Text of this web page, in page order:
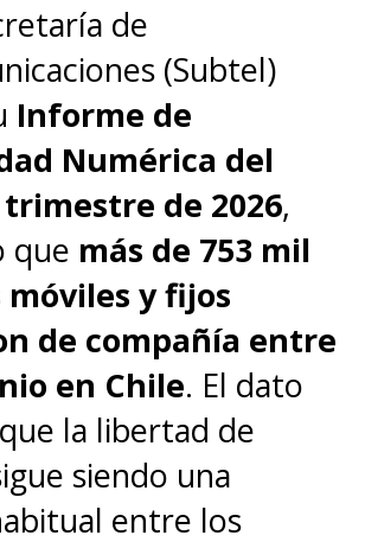
. De hecho, le
consulta sobre el
más delgado del
entregó
del año pasado
disponibles.
de lenguaje que
3.1y es capaz
información,
y generar
animadas o incluso
de
(Subtel)
Informe de
Numérica del
de 2026,
que más de 753 mil
y fijos
de compañía entre
en Chile. El dato
la libertad de
siendo una
entre los